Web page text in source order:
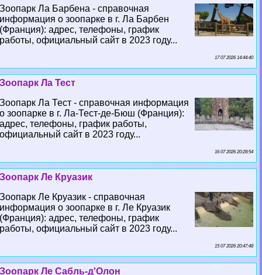
Зоопарк Ла Барбена - справочная
информация о зоопарке в г. Ла Барбен
(Франция): адрес, телефоны, график
работы, официальный сайт в 2023 году...
17 07 2026 14:44:40
Зоопарк Ла Тест
Зоопарк Ла Тест - справочная информация
о зоопарке в г. Ла-Тест-де-Бюш (Франция):
адрес, телефоны, график работы,
официальный сайт в 2023 году...
16 07 2026 20:28:54
Зоопарк Ле Круазик
Зоопарк Ле Круазик - справочная
информация о зоопарке в г. Ле Круазик
(Франция): адрес, телефоны, график
работы, официальный сайт в 2023 году...
15 07 2026 20:47:48
Зоопарк Ле Сабль-д'Олон